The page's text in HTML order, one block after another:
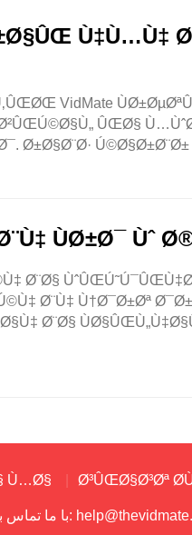
Ù‡Ù…Ù‡
VidMate
ÛŒØ§
Ø±Ø§Ø¨Ø·
ÙØ±Ø¯ Ùˆ
Ø¨Ø§
Ø¨Ù‡ Ù†Ø¯Ø±Øª
Ø¨Ø§
Ù…Ø§ Ø³ÛŒØ§Ø³Øª
با ما تماس بگیرید: